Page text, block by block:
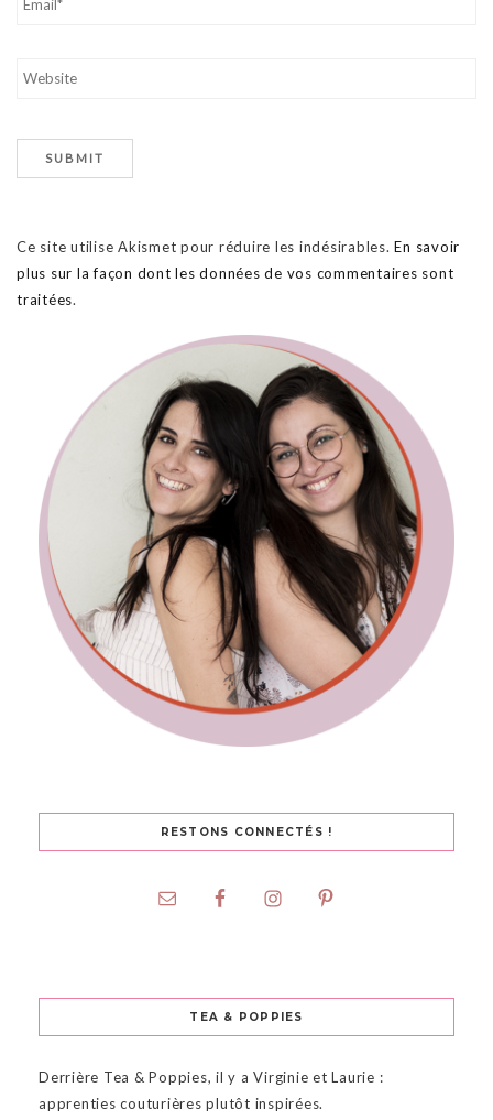
Ce site utilise Akismet pour réduire les indésirables.En savoir
plus sur la façon dont les données de vos commentaires sont
traitées.
RESTONS CONNECTÉS !
TEA & POPPIES
Derrière Tea & Poppies, il y a Virginie et Laurie :
apprenties couturières plutôt inspirées.